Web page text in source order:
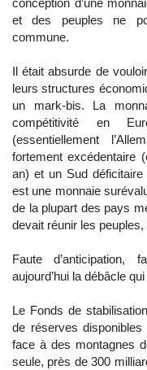
conception d’une
et des peuples ne
commune.
Il était absurde de
leurs structures
un mark-bis. La
compétitivité en
(essentiellement
fortement excédentaire
an) et un Sud déficitaire
est une monnaie
de la plupart des pays
devait réunir les
Faute d’anticipation,
aujourd’hui la débâcle
Le Fonds de
de réserves disponibles
face à des montagnes
seule, près de 300